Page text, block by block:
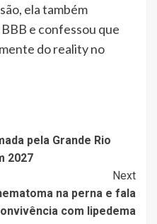
ela também
e confessou que
do reality no
pela Grande Rio
2027
Next
na perna e fala
com lipedema